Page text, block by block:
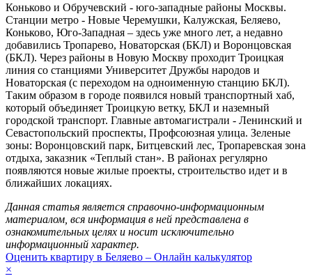
Коньково и Обручевский - юго-западные районы Москвы.
Станции метро - Новые Черемушки, Калужская, Беляево,
Коньково, Юго-Западная – здесь уже много лет, а недавно
добавились Тропарево, Новаторская (БКЛ) и Воронцовская
(БКЛ). Через районы в Новую Москву проходит Троицкая
линия со станциями Университет Дружбы народов и
Новаторская (с переходом на одноименную станцию БКЛ).
Таким образом в городе появился новый транспортный хаб,
который объединяет Троицкую ветку, БКЛ и наземный
городской транспорт. Главные автомагистрали - Ленинский и
Севастопольский проспекты, Профсоюзная улица. Зеленые
зоны: Воронцовский парк, Битцевский лес, Тропаревская зона
отдыха, заказник «Теплый стан». В районах регулярно
появляются новые жилые проекты, строительство идет и в
ближайших локациях.
Данная статья является справочно-информационным
материалом, вся информация в ней представлена в
ознакомительных целях и носит исключительно
информационный характер.
Оценить квартиру в Беляево – Онлайн калькулятор
×